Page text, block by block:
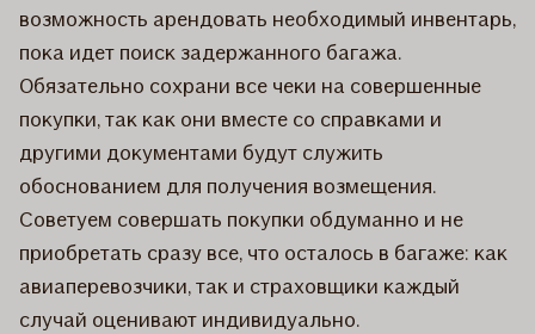
возможность арендовать необходимый инвентарь,
пока идет поиск задержанного багажа.
Обязательно сохрани все чеки на совершенные
покупки, так как они вместе со справками и
другими документами будут служить
обоснованием для получения возмещения.
Советуем совершать покупки обдуманно и не
приобретать сразу все, что осталось в багаже: как
авиаперевозчики, так и страховщики каждый
случай оценивают индивидуально.